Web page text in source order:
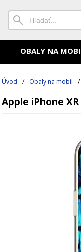
OBALY NA
Úvod / Obaly na mobil /
Apple iPhone